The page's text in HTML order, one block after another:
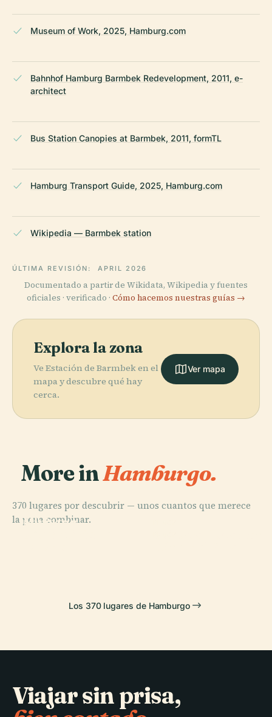
Museum of Work, 2025, Hamburg.com
Bahnhof Hamburg Barmbek Redevelopment, 2011, e-
architect
Bus Station Canopies at Barmbek, 2011, formTL
Hamburg Transport Guide, 2025, Hamburg.com
Wikipedia — Barmbek station
ÚLTIMA REVISIÓN: APRIL 2026
Documentado a partir de Wikidata, Wikipedia y fuentes
oficiales · verificado · Cómo hacemos nuestras guías →
Explora la zona
Ve Estación de Barmbek en el
mapa y descubre qué hay
cerca.
Ver mapa
More inHamburgo.
370 lugares por descubrir — unos cuantos que merece
la pena combinar.
PLACE
Miniatur-
PLACE
Los 370 lugares de Hamburgo
Viajar sin prisa,